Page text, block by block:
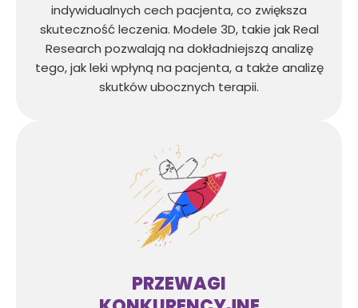
indywidualnych cech pacjenta, co zwiększa
skuteczność leczenia. Modele 3D, takie jak Real
Research pozwalają na dokładniejszą analizę
tego, jak leki wpłyną na pacjenta, a także analizę
skutków ubocznych terapii.
PRZEWAGI